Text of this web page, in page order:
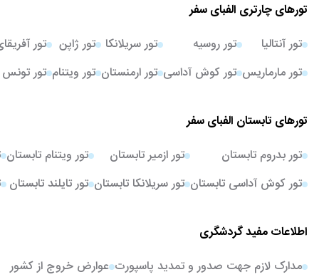
تورهای چارتری الفبای سفر
تور آنتالیا
تور مارماریس
تور روسیه
تور کوش آداسی
تور سریلانکا
تور ارمنستان
تور ژاپن
تور ویتنام
تور
تور تونس
تورهای تابستان الفبای سفر
تور بدروم تابستان
تور کوش آداسی تابستان
تور ازمیر تابستان
تور سریلانکا تابستان
تور ویتنام تابستان
تور تایلند تابستان
اطلاعات مفید گردشگری
مدارک لازم جهت صدور و تمدید پاسپورت عوارض خروج از کشور